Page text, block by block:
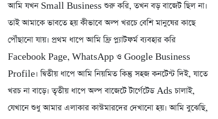
আমি যখন Small Business শুরু করি, তখন বড় বাজেট ছিল না।
তাই আমাকে ভাবতে হয় কীভাবে অল্প খরচে বেশি মানুষের কাছে
পৌঁছানো যায়। প্রথম ধাপে আমি ফ্রি প্ল্যাটফর্ম ব্যবহার করি
Facebook Page, WhatsApp ও Google Business
Profile। দ্বিতীয় ধাপে আমি নিয়মিত কিন্তু সহজ কনটেন্ট দিই, যাতে
খরচ না বাড়ে। তৃতীয় ধাপে অল্প বাজেটে টার্গেটেড Ads চালাই,
যেখানে শুধু আমার এলাকার কাস্টমারদের দেখানো হয়। আমি বুঝেছি,